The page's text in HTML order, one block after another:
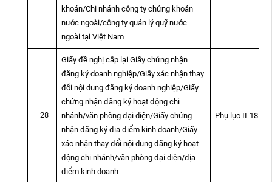
khoán/Chi nhánh công ty chứng khoán
nước ngoài/công ty quản lý quỹ nước
ngoài tại Việt Nam
28
Giấy đề nghị cấp lại Giấy chứng nhận
đăng ký doanh nghiệp/Giấy xác nhận thay
đổi nội dung đăng ký doanh nghiệp/Giấy
chứng nhận đăng ký hoạt động chi
nhánh/văn phòng đại diện/Giấy chứng
nhận đăng ký địa điểm kinh doanh/Giấy
xác nhận thay đổi nội dung đăng ký hoạt
động chi nhánh/văn phòng đại diện/địa
điểm kinh doanh
Phụ lục II-18